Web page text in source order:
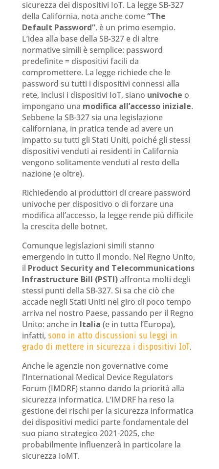
sicurezza dei dispositivi IoT. La legge SB-327
della California, nota anche come“The
Default Password”, è un primo esempio.
L’idea alla base della SB-327 e di altre
normative simili è semplice: password
predefinite = dispositivi facili da
compromettere. La legge richiede che le
password su tutti i dispositivi connessi alla
rete, inclusi i dispositivi IoT, siano univoche o
impongano una modifica all’accesso iniziale.
Sebbene la SB-327 sia una legislazione
californiana, in pratica tende ad avere un
impatto su tutti gli Stati Uniti, poiché gli stessi
dispositivi venduti ai residenti in California
vengono solitamente venduti al resto della
nazione (e oltre).
Richiedendo ai produttori di creare password
univoche per dispositivo o di forzare una
modifica all’accesso, la legge rende più difficile
la crescita delle botnet.
Comunque legislazioni simili stanno
emergendo in tutto il mondo. Nel Regno Unito,
il Product Security and Telecommunications
Infrastructure Bill (PSTI)affronta molti degli
stessi punti della SB-327. Si sa che ciò che
accade negli Stati Uniti nel giro di poco tempo
arriva nel nostro Paese, passando per il Regno
Unito: anche in Italia (e in tutta l’Europa),
infatti, sono in atto discussioni su leggi in
grado di mettere in sicurezza i dispositivi IoT.
Anche le agenzie non governative come
l’International Medical Device Regulators
Forum (IMDRF) stanno dando la priorità alla
sicurezza informatica. L’IMDRF ha reso la
gestione dei rischi per la sicurezza informatica
dei dispositivi medici parte fondamentale del
suo piano strategico 2021-2025, che
probabilmente influenzerà in particolare la
sicurezza IoMT.